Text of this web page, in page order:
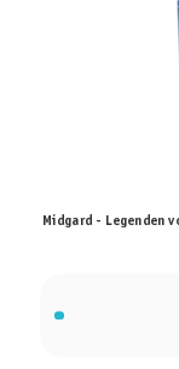
Midgard - Legenden